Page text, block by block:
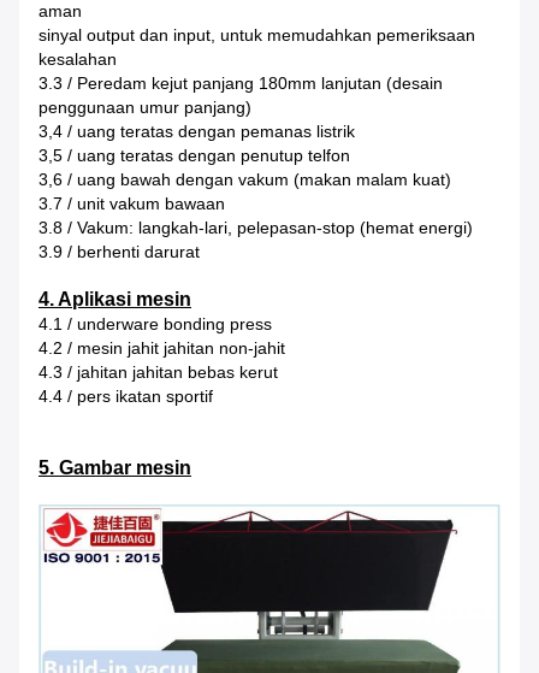
aman
sinyal output dan input, untuk memudahkan pemeriksaan
kesalahan
3.3 / Peredam kejut panjang 180mm lanjutan (desain
penggunaan umur panjang)
3,4 / uang teratas dengan pemanas listrik
3,5 / uang teratas dengan penutup telfon
3,6 / uang bawah dengan vakum (makan malam kuat)
3.7 / unit vakum bawaan
3.8 / Vakum: langkah-lari, pelepasan-stop (hemat energi)
3.9 / berhenti darurat
4. Aplikasi mesin
4.1 / underware bonding press
4.2 / mesin jahit jahitan non-jahit
4.3 / jahitan jahitan bebas kerut
4.4 / pers ikatan sportif
5. Gambar mesin